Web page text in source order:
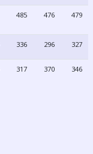
485 476 479
336 296 327
317 370 346